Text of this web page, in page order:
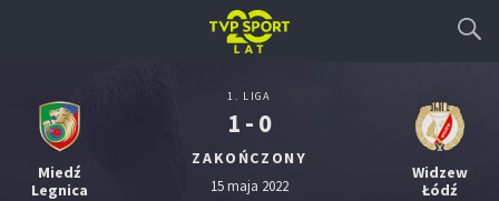
Miedź
Legnica
1. LIGA
1 - 0
ZAKOŃCZONY
15 maja 2022
Widzew
Łódź